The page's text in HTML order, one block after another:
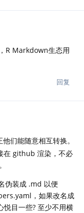
R Markdown生态用
回复
们能随意相互转换。
在 github 渲染，不必
伪装成 .md 以便
，如果改名成
目一些? 至少不用横